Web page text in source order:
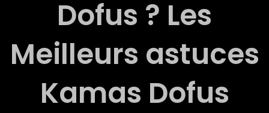
Dofus ? Les
Meilleurs astuces
Kamas Dofus